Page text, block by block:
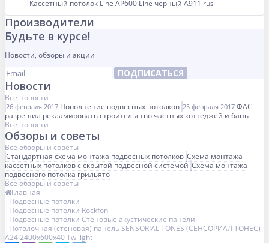
Кассетный потолок Line AP600 Line черный А911 rus
Производители
Будьте в курсе!
Новости, обзоры и акции
ПОДПИСАТЬСЯ
Новости
Все новости
26 февраля 2017 Пополнение подвесных потолков 25 февраля 2017 ФАС
разрешил рекламировать строительство частных коттеджей и бань
Все новости
Обзоры и советы
Все обзоры и советы
Стандартная схема монтажа подвесных потолков Схема монтажа
кассетных потолков с скрытой подвесной системой Схема монтажа
подвесного потолка грильято
Все обзоры и советы
Главная
Подвесные потолки
Подвесные потолки Rockfon
Подвесные потолки Стеновые акустические панели
Потолочная (стеновая) панель SENSORIAL TONES (СЕНСОРИАЛ ТОНЕС)
A24 2400x600x40 Twilight